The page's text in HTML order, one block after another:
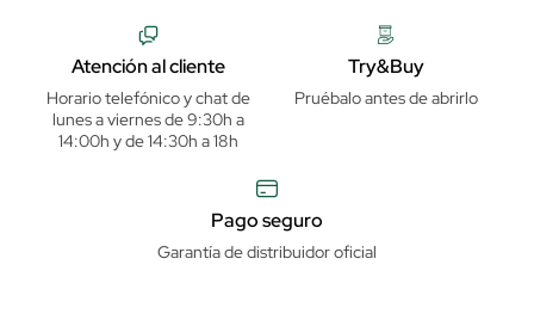
Atención al cliente
Horario telefónico y chat de
lunes a viernes de 9:30h a
14:00h y de 14:30h a 18h
Try&Buy
Pruébalo antes de abrirlo
Pago seguro
Garantía de distribuidor oficial